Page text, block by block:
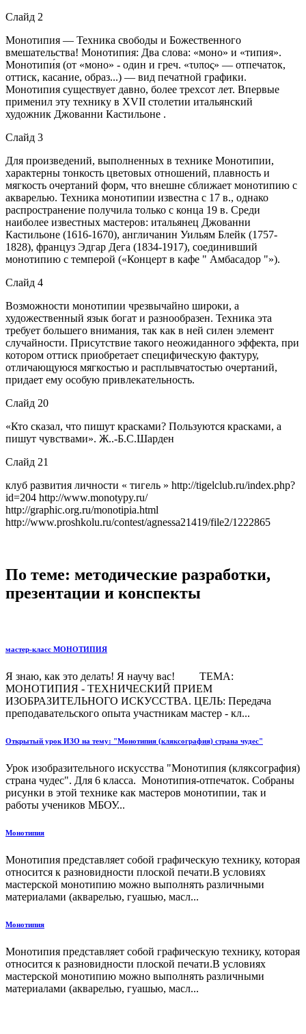
Слайд 2
Монотипия — Техника свободы и Божественного
вмешательства! Монотипия: Два слова: «моно» и «типия».
Монотипи́я (от «моно» - один и греч. «τυπος» — отпечаток,
оттиск, касание, образ...) — вид печатной графики.
Монотипия существует давно, более трехсот лет. Впервые
применил эту технику в XVII столетии итальянский
художник Джованни Кастильоне .
Слайд 3
Для произведений, выполненных в технике Монотипии,
характерны тонкость цветовых отношений, плавность и
мягкость очертаний форм, что внешне сближает монотипию с
акварелью. Техника монотипии известна с 17 в., однако
распространение получила только с конца 19 в. Среди
наиболее известных мастеров: итальянец Джованни
Кастильоне (1616-1670), англичанин Уильям Блейк (1757-
1828), француз Эдгар Дега (1834-1917), соединивший
монотипию с темперой («Концерт в кафе " Амбасадор "»).
Слайд 4
Возможности монотипии чрезвычайно широки, а
художественный язык богат и разнообразен. Техника эта
требует большего внимания, так как в ней силен элемент
случайности. Присутствие такого неожиданного эффекта, при
котором оттиск приобретает специфическую фактуру,
отличающуюся мягкостью и расплывчатостью очертаний,
придает ему особую привлекательность.
Слайд 20
«Кто сказал, что пишут красками? Пользуются красками, а
пишут чувствами». Ж..-Б.С.Шарден
Слайд 21
клуб развития личности « тигель » http://tigelclub.ru/index.php?
id=204 http://www.monotypy.ru/
http://graphic.org.ru/monotipia.html
http://www.proshkolu.ru/contest/agnessa21419/file2/1222865
По теме: методические разработки,
презентации и конспекты
мастер-класс МОНОТИПИЯ
Я знаю, как это делать! Я научу вас! ТЕМА:
МОНОТИПИЯ - ТЕХНИЧЕСКИЙ ПРИЕМ
ИЗОБРАЗИТЕЛЬНОГО ИСКУССТВА. ЦЕЛЬ: Передача
преподавательского опыта участникам мастер - кл...
Открытый урок ИЗО на тему: "Монотипия (кляксография) страна чудес"
Урок изобразительного искусства "Монотипия (кляксография)
страна чудес". Для 6 класса. Монотипия-отпечаток. Собраны
рисунки в этой технике как мастеров монотипии, так и
работы учеников МБОУ...
Монотипия
Монотипия представляет собой графическую технику, которая
относится к разновидности плоской печати.В условиях
мастерской монотипию можно выполнять различными
материалами (акварелью, гуашью, масл...
Монотипия
Монотипия представляет собой графическую технику, которая
относится к разновидности плоской печати.В условиях
мастерской монотипию можно выполнять различными
материалами (акварелью, гуашью, масл...